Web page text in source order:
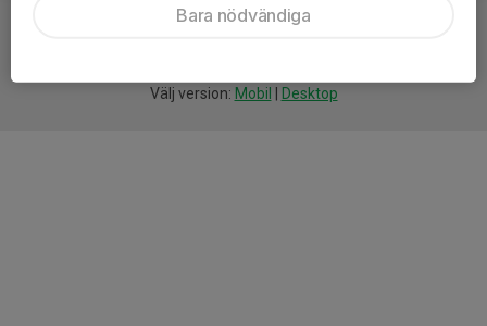
Välj version: Mobil Desktop
Bara nödvändiga